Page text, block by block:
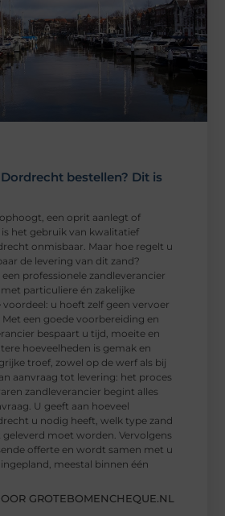
bestellen? Dit is
een oprit aanlegt of
het gebruik van kwalitatief
onmisbaar. Maar hoe regelt u
de levering van dit zand?
professionele zandleverancier
particuliere én zakelijke
u hoeft zelf geen vervoer
een goede voorbereiding en
bespaart u tijd, moeite en
hoeveelheden is gemak en
troef, zowel op de werf als bij
aanvraag tot levering: het proces
zandleverancier begint alles
U geeft aan hoeveel
u nodig heeft, welk type zand
moet worden. Vervolgens
offerte en wordt samen met u
meestal binnen één
GROTEBOMENCHEQUE.NL